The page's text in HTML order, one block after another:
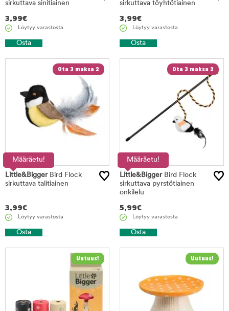
sirkuttava sinitiainen
3,99€
Löytyy varastosta
Osta
sirkuttava töyhtötiainen
3,99€
Löytyy varastosta
Osta
Ota 3 maksa 2
Määräetu!
Little&BiggerBird Flock
sirkuttava talitiainen
3,99€
Löytyy varastosta
Osta
Ota 3 maksa 2
Määräetu!
Little&BiggerBird Flock
sirkuttava pyrstötiainen
onkilelu
5,99€
Löytyy varastosta
Osta